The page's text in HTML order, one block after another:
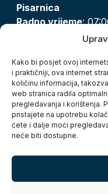
Kako bi posjet ovoj
i praktičniji, ova internet
količinu informacija,
web stranica radila
pregledavanja i korištenja.
pristajete na upotrebu
ćete i dalje moći
neće biti dostupne.
Pisarnica
Radno vrijeme:
Zaštita osobnih
Pristup
Kolačići
Izjava o
Turistička